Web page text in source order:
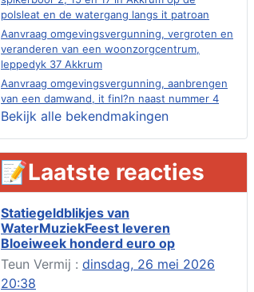
polsleat en de watergang langs it patroan
Aanvraag omgevingsvergunning, vergroten en
veranderen van een woonzorgcentrum,
leppedyk 37 Akkrum
Aanvraag omgevingsvergunning, aanbrengen
van een damwand, it finl?n naast nummer 4
Akkrum
Verlening omgevingsvergunning, tijdelijk
gebruik openbare ruimte 02-10 t/m 02-11-
2026, sitadel voor nr 6 te Akkrum
Aanvraag omgevingsvergunning, tijdelijk
gebruik openbare ruimte 02-10 t/m 02-11-
2026, sitadel voor nr 6 te Akkrum
Verlenging beslistermijn aanvraag
omgevingsvergunning, heechein 28, 8491 em
Bekijk alle bekendmakingen
📝Laatste reacties
Statiegeldblikjes van
WaterMuziekFeest leveren
Bloeiweek honderd euro op
Teun Vermij : dinsdag, 26 mei 2026
20:38